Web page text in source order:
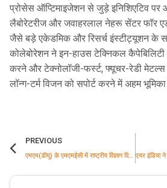
प्रोसेस ऑप्टिमाइजेशन से जुड़े इनिशिएटिव
लैबोरेटरीज और जवाहरलाल नेहरू सेंटर फॉर
जैसे बड़े एकेडमिक और रिसर्च इंस्टीट्यूशन के
कोलेबोरेशन ने इन-हाउस टेक्निकल
करने और टेक्नोलॉजी-फर्स्ट, फ्यूचर-रेडी
लॉन्ग-टर्म विजन को सपोर्ट करने में अहम भूमिका
PREVIOUS
एमएम(डीयू) के एमएमईसी में राष्ट्रीय विज्ञान दिवस उत्साह के साथ मनाया गया